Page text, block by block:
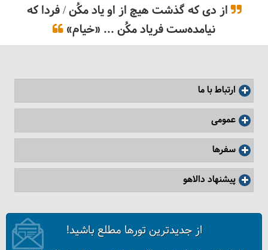
از دی که گذشت هیچ از او یاد مکُن / فردا که
نیامده‌ست فریاد مکُن ... «خیام»
ارتباط با ما
عمومی
سفرها
پیشنهاد دالاهو
از جدیدترین تورها مطلع باشید!